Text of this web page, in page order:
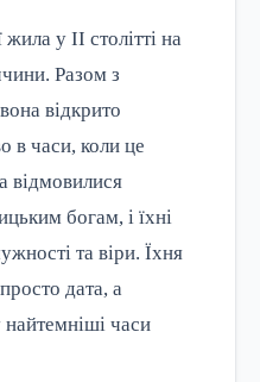
у II столітті на
Разом з
відкрито
в часи, коли це
відмовилися
богам, і їхні
та віри. Їхня
дата, а
часи